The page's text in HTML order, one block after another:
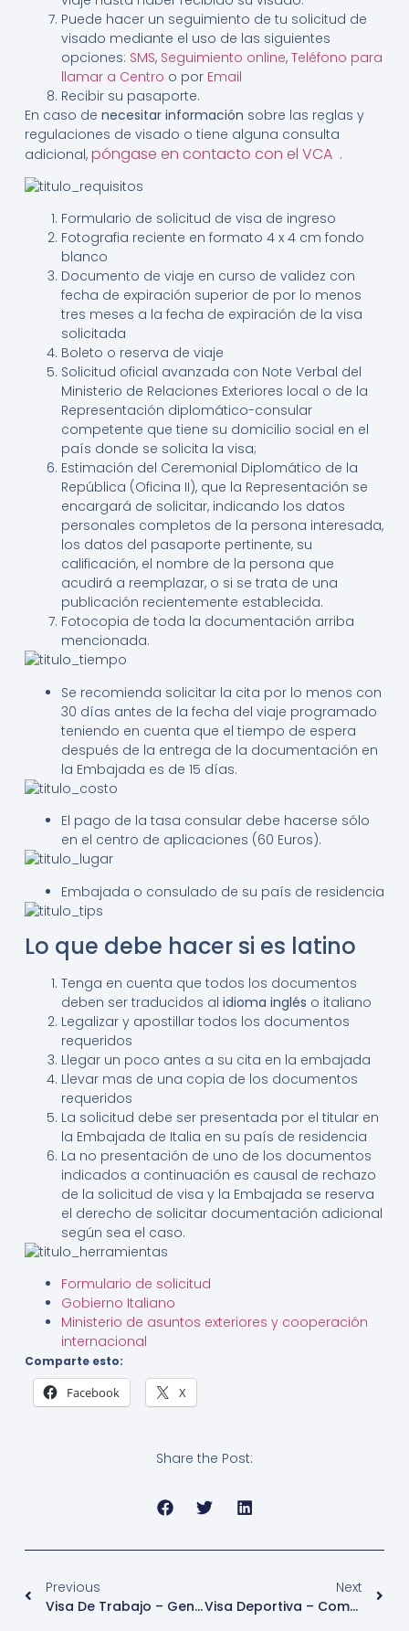
Puede hacer un seguimiento de tu solicitud de
visado mediante el uso de las siguientes
opciones: SMS, Seguimiento online, Teléfono para
llamar a Centro o por Email
Recibir su pasaporte.
En caso de necesitar información sobre las reglas y
regulaciones de visado o tiene alguna consulta
adicional, póngase en contacto con el VCA .
Formulario de solicitud de visa de ingreso
Fotografia reciente en formato 4 x 4 cm fondo
blanco
Documento de viaje en curso de validez con
fecha de expiración superior de por lo menos
tres meses a la fecha de expiración de la visa
solicitada
Boleto o reserva de viaje
Solicitud oficial avanzada con Note Verbal del
Ministerio de Relaciones Exteriores local o de la
Representación diplomático-consular
competente que tiene su domicilio social en el
país donde se solicita la visa;
Estimación del Ceremonial Diplomático de la
República (Oficina II), que la Representación se
encargará de solicitar, indicando los datos
personales completos de la persona interesada,
los datos del pasaporte pertinente, su
calificación, el nombre de la persona que
acudirá a reemplazar, o si se trata de una
publicación recientemente establecida.
Fotocopia de toda la documentación arriba
mencionada.
Se recomienda solicitar la cita por lo menos con
30 días antes de la fecha del viaje programado
teniendo en cuenta que el tiempo de espera
después de la entrega de la documentación en
la Embajada es de 15 días.
El pago de la tasa consular debe hacerse sólo
en el centro de aplicaciones (60 Euros).
Embajada o consulado de su país de residencia
Lo que debe hacer si es latino
Tenga en cuenta que todos los documentos
deben ser traducidos al idioma inglés o italiano
Legalizar y apostillar todos los documentos
requeridos
Llegar un poco antes a su cita en la embajada
Llevar mas de una copia de los documentos
requeridos
La solicitud debe ser presentada por el titular en
la Embajada de Italia en su país de residencia
La no presentación de uno de los documentos
indicados a continuación es causal de rechazo
de la solicitud de visa y la Embajada se reserva
el derecho de solicitar documentación adicional
según sea el caso.
Formulario de solicitud
Gobierno Italiano
Ministerio de asuntos exteriores y cooperación
internacional
Comparte esto:
Facebook X
Share the Post:
Previous
Visa De Trabajo – General T2 (Visa Trabajo Calificado) – Reino Unido
Next
Visa Deportiva – Competencia Deportiva – Italia